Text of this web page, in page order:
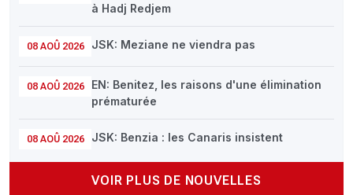
à Hadj Redjem
08 AOÛ 2026 JSK: Meziane ne viendra pas
08 AOÛ 2026
EN: Benitez, les raisons d'une élimination
prématurée
08 AOÛ 2026 JSK: Benzia : les Canaris insistent
VOIR PLUS DE NOUVELLES